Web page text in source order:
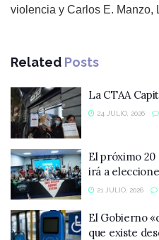
violencia y Carlos E. Manzo,
Related Posts
La CTAA
24 JULIO, 2026
El próximo 20
irá a
21 JULIO, 2026
El Gobierno
que existe